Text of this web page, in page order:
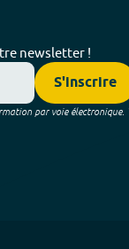
newsletter !
S'inscrire
par voie électronique.